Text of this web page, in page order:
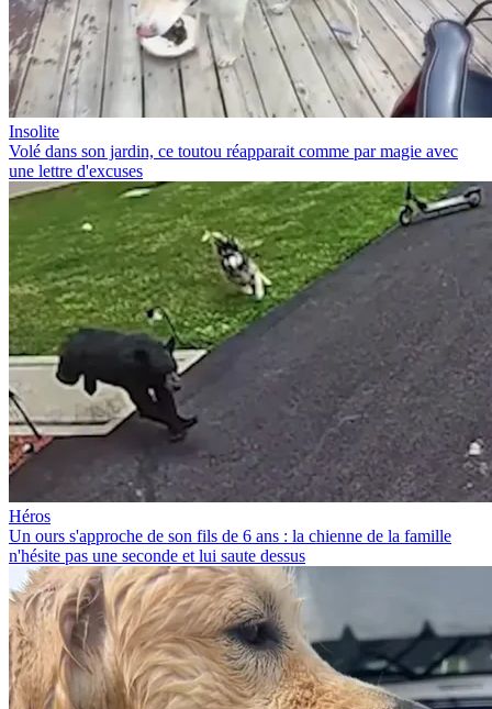
Insolite
Volé dans son jardin, ce toutou réapparait comme par magie avec
une lettre d'excuses
Héros
Un ours s'approche de son fils de 6 ans : la chienne de la famille
n'hésite pas une seconde et lui saute dessus